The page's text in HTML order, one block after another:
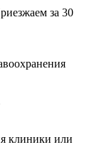
за 30
клиники или